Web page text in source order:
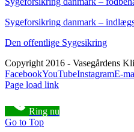
Sygeforsikring danmark –
Den offentlige Sygesikring
Copyright 2016 - Vasegårdens
FacebookYouTubeInstagramE-
Page load link
Ring nu
Go to Top